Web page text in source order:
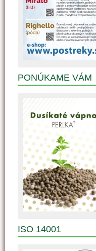
PONÚKAME VÁM
ISO 14001